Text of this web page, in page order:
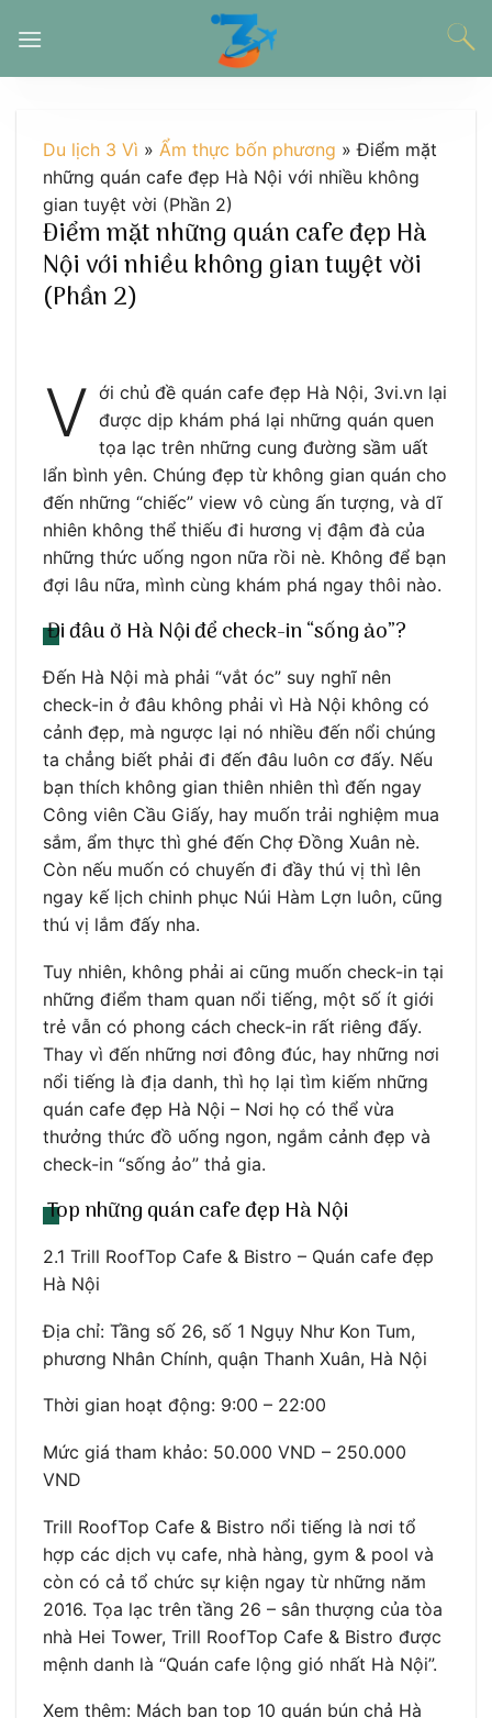
đến
Du lịch 3 Vì » Ẩm thực bốn phương »Điểm mặt
những quán cafe đẹp Hà Nội với nhiều không
gian tuyệt vời (Phần 2)
Điểm mặt những quán cafe đẹp Hà
Nội với nhiều không gian tuyệt vời
(Phần 2)
V ới chủ đề quán cafe đẹp Hà Nội, 3vi.vn lại
được dịp khám phá lại những quán quen
tọa lạc trên những cung đường sầm uất
lẩn bình yên. Chúng đẹp từ không gian quán cho
đến những “chiếc” view vô cùng ấn tượng, và dĩ
nhiên không thể thiếu đi hương vị đậm đà của
những thức uống ngon nữa rồi nè. Không để bạn
đợi lâu nữa, mình cùng khám phá ngay thôi nào.
Đi đâu ở Hà Nội để check-in “sống ảo”?
Đến Hà Nội mà phải “vắt óc” suy nghĩ nên
check-in ở đâu không phải vì Hà Nội không có
cảnh đẹp, mà ngược lại nó nhiều đến nổi chúng
ta chẳng biết phải đi đến đâu luôn cơ đấy. Nếu
bạn thích không gian thiên nhiên thì đến ngay
Công viên Cầu Giấy, hay muốn trải nghiệm mua
sắm, ẩm thực thì ghé đến Chợ Đồng Xuân nè.
Còn nếu muốn có chuyến đi đầy thú vị thì lên
ngay kế lịch chinh phục Núi Hàm Lợn luôn, cũng
thú vị lắm đấy nha.
Tuy nhiên, không phải ai cũng muốn check-in tại
những điểm tham quan nổi tiếng, một số ít giới
trẻ vẫn có phong cách check-in rất riêng đấy.
Thay vì đến những nơi đông đúc, hay những nơi
nổi tiếng là địa danh, thì họ lại tìm kiếm những
quán cafe đẹp Hà Nội – Nơi họ có thể vừa
thưởng thức đồ uống ngon, ngắm cảnh đẹp và
check-in “sống ảo” thả gia.
Top những quán cafe đẹp Hà Nội
2.1 Trill RoofTop Cafe & Bistro – Quán cafe đẹp
Hà Nội
Địa chỉ: Tầng số 26, số 1 Ngụy Như Kon Tum,
phương Nhân Chính, quận Thanh Xuân, Hà Nội
Thời gian hoạt động: 9:00 – 22:00
Mức giá tham khảo: 50.000 VND – 250.000
VND
Trill RoofTop Cafe & Bistro nổi tiếng là nơi tổ
hợp các dịch vụ cafe, nhà hàng, gym & pool và
còn có cả tổ chức sự kiện ngay từ những năm
2016. Tọa lạc trên tầng 26 – sân thượng của tòa
nhà Hei Tower, Trill RoofTop Cafe & Bistro được
mệnh danh là “Quán cafe lộng gió nhất Hà Nội”.
Xem thêm: Mách bạn top 10 quán bún chả Hà